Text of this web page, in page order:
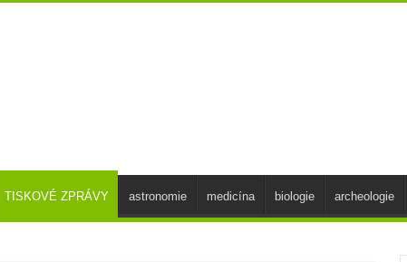
TISKOVÉ ZPRÁVY astronomie medicína biologie archeologie